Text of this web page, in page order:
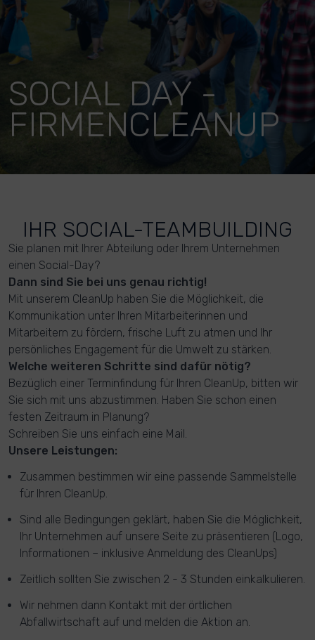
SOCIAL DAY -
FIRMENCLEANUP
IHR SOCIAL-TEAMBUILDING
Sie planen mit Ihrer Abteilung oder Ihrem Unternehmen
einen Social-Day?
Dann sind Sie bei uns genau richtig!
Mit unserem CleanUp haben Sie die Möglichkeit, die
Kommunikation unter Ihren Mitarbeiterinnen und
Mitarbeitern zu fördern, frische Luft zu atmen und Ihr
persönliches Engagement für die Umwelt zu stärken.
Welche weiteren Schritte sind dafür nötig?
Bezüglich einer Terminfindung für Ihren CleanUp, bitten wir
Sie sich mit uns abzustimmen. Haben Sie schon einen
festen Zeitraum in Planung?
Schreiben Sie uns einfach eine Mail.
Unsere Leistungen:
Zusammen bestimmen wir eine passende Sammelstelle
für Ihren CleanUp.
Sind alle Bedingungen geklärt, haben Sie die Möglichkeit,
Ihr Unternehmen auf unsere Seite zu präsentieren (Logo,
Informationen – inklusive Anmeldung des CleanUps)
Zeitlich sollten Sie zwischen 2 - 3 Stunden einkalkulieren.
Wir nehmen dann Kontakt mit der örtlichen
Abfallwirtschaft auf und melden die Aktion an.